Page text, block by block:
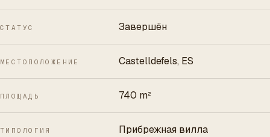
СТАТУС Завершён
МЕСТОПОЛОЖЕНИЕ Castelldefels, ES
ПЛОЩАДЬ 740 m²
ТИПОЛОГИЯ Прибрежная вилла